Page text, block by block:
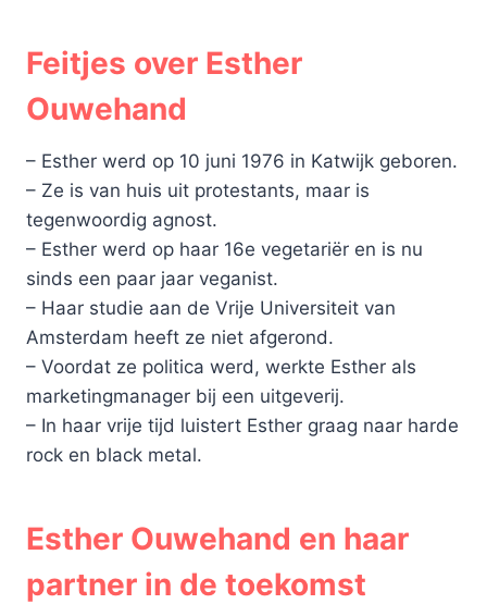
Feitjes over Esther
Ouwehand
– Esther werd op 10 juni 1976 in Katwijk geboren.
– Ze is van huis uit protestants, maar is
tegenwoordig agnost.
– Esther werd op haar 16e vegetariër en is nu
sinds een paar jaar veganist.
– Haar studie aan de Vrije Universiteit van
Amsterdam heeft ze niet afgerond.
– Voordat ze politica werd, werkte Esther als
marketingmanager bij een uitgeverij.
– In haar vrije tijd luistert Esther graag naar harde
rock en black metal.
Esther Ouwehand en haar
partner in de toekomst